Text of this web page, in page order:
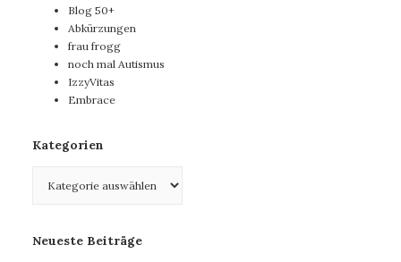
Blog 50+
Abkürzungen
frau frogg
noch mal Autismus
IzzyVitas
Embrace
Kategorien
Neueste Beiträge